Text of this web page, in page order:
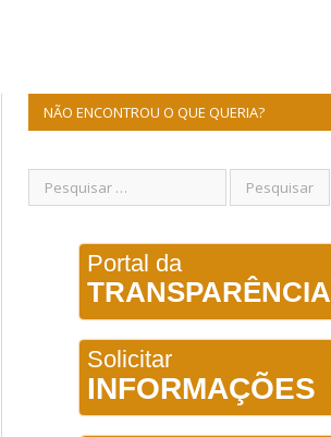
NÃO ENCONTROU O QUE QUERIA?
Portal da
TRANSPARÊNCIA
Solicitar
INFORMAÇÕES